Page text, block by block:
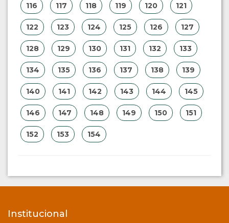
116 117 118 119 120 121
122 123 124 125 126 127
128 129 130 131 132 133
134 135 136 137 138 139
140 141 142 143 144 145
146 147 148 149 150 151
152 153 154
Institucional